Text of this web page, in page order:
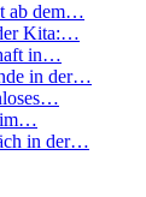
ab dem…
Kita:…
in…
in der…
im…
in der…